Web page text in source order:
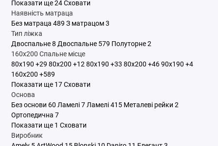
Показати ще 24Сховати
Наявність матраца
Без матраца 489 З матрацом 3
Тип ліжка
Двоспальне 8 Двоспальне 579 Полуторне 2
160x200 Спальне місце
80x190 +29 80x200 +12 80х190 +33 80х200 +46 90x190 +4
160x200 +589
Показати ще 17Сховати
Основа
Без основи 60 Ламелі 7 Ламелі 415 Металеві рейки 2
Ортопедична 7
Показати ще 1 Сховати
Виробник